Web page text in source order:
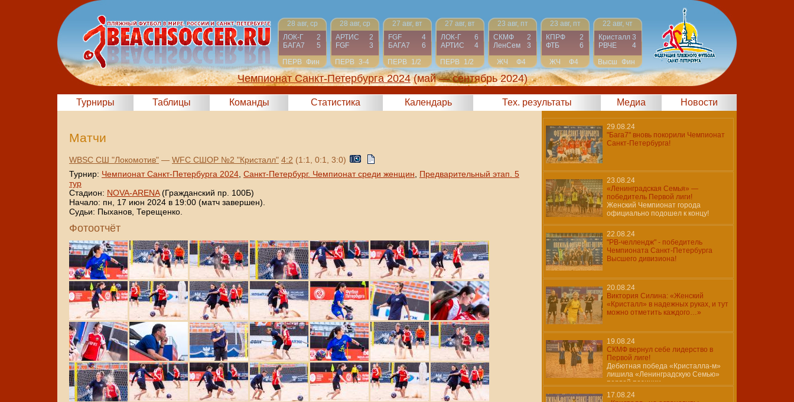
28 авг, ср
ЛОК-Г
2
БАГА7
5
ПЕРВ Фин
28 авг, ср
АРТИС
2
FGF
3
ПЕРВ 3-4
27 авг, вт
FGF
4
БАГА7
6
ПЕРВ
1/2
27 авг, вт
ЛОК-Г
6
АРТИС
4
ПЕРВ
1/2
23 авг, пт
СКМФ
2
ЛенСем
3
ЖЧ
Ф4
23 авг, пт
КПРФ
2
ФТБ
6
ЖЧ
Ф4
22 авг, чт
Кристалл 3
РВЧЕ
4
Высш Фин
Чемпионат Санкт-Петербурга 2024 (май — сентябрь 2024)
Турниры Таблицы Команды Статистика Календарь Тех. результаты Медиа Новости
Матчи
WBSC СШ "Локомотив" — WFC СШОР №2 "Кристалл" 4:2 (1:1, 0:1, 3:0)
Турнир: Чемпионат Санкт-Петербурга 2024 Санкт-Петербург. Чемпионат среди женщин
Предварительный этап. 5
тур
Стадион: NOVA-ARENA(Гражданский пр. 100Б)
Начало: пн, 17 июн 2024 в 19:00 (матч завершен).
Судьи: Пыханов, Терещенко.
Фотоотчёт
29.08.24
"Бага7" вновь покорили Чемпионат
Санкт-Петербурга!
23.08.24
«Ленинградская Семья» —
победитель Первой лиги!
Женский Чемпионат города
официально подошел к концу!
22.08.24
"РВ-челлендж" - победитель
Чемпионата Санкт-Петербурга
Высшего дивизиона!
20.08.24
Виктория Силина: «Женский
«Кристалл» в надежных руках, и тут
можно отметить каждого…»
19.08.24
СКМФ вернул себе лидерство в
Первой лиге!
Дебютная победа «Кристалла-м»
лишила «Ленинградскую Семью»
первой позиции…
17.08.24